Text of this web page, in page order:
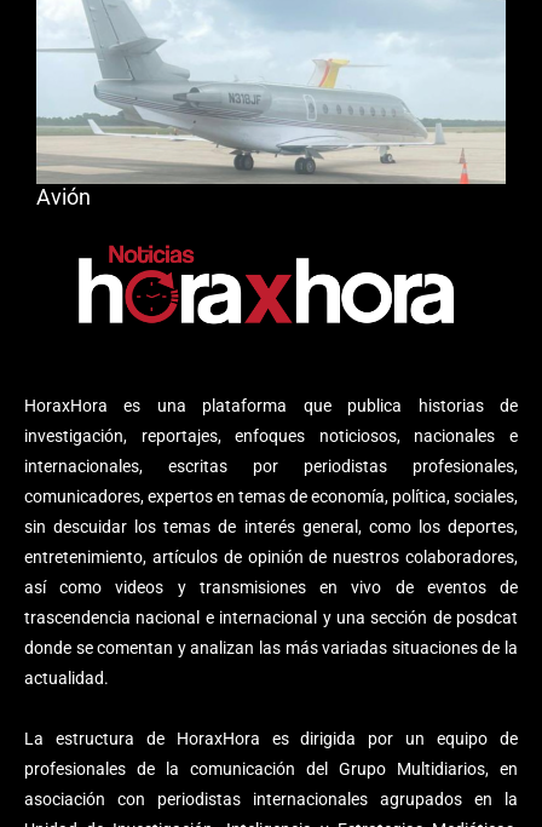
HoraxHora es una plataforma que publica historias de
investigación, reportajes, enfoques noticiosos, nacionales e
internacionales, escritas por periodistas profesionales,
comunicadores, expertos en temas de economía, política, sociales,
sin descuidar los temas de interés general, como los deportes,
entretenimiento, artículos de opinión de nuestros colaboradores,
así como videos y transmisiones en vivo de eventos de
trascendencia nacional e internacional y una sección de posdcat
donde se comentan y analizan las más variadas situaciones de la
actualidad.
La estructura de HoraxHora es dirigida por un equipo de
profesionales de la comunicación del Grupo Multidiarios, en
asociación con periodistas internacionales agrupados en la
Avión